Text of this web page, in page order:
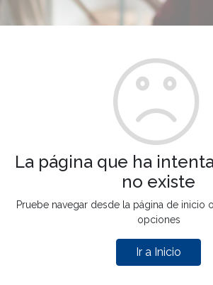
La página que ha
no existe
Pruebe navegar desde la página de inicio
opciones
Ir a Inicio